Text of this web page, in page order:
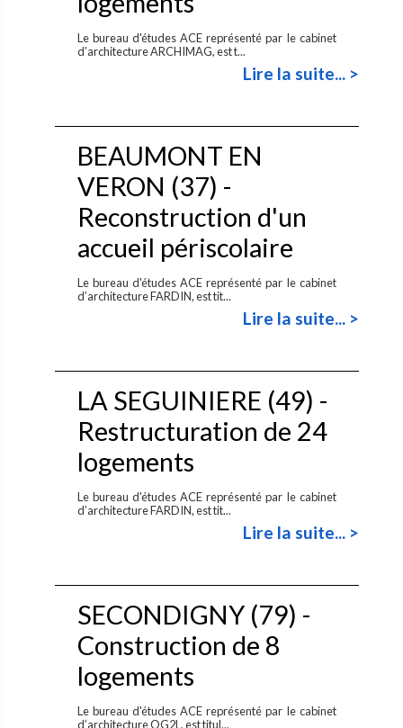
Le bureau d'études ACE représenté par le cabinet
d’architecture ARCHIMAG, est t...
Lire la suite... >
BEAUMONT EN
VERON (37) -
Reconstruction d'un
accueil périscolaire
Le bureau d'études ACE représenté par le cabinet
d’architecture FARDIN, est tit...
Lire la suite... >
LA SEGUINIERE (49) -
Restructuration de 24
logements
Le bureau d'études ACE représenté par le cabinet
d’architecture FARDIN, est tit...
Lire la suite... >
SECONDIGNY (79) -
Construction de 8
logements
Le bureau d'études ACE représenté par le cabinet
d’architecture OG2L, est titul...